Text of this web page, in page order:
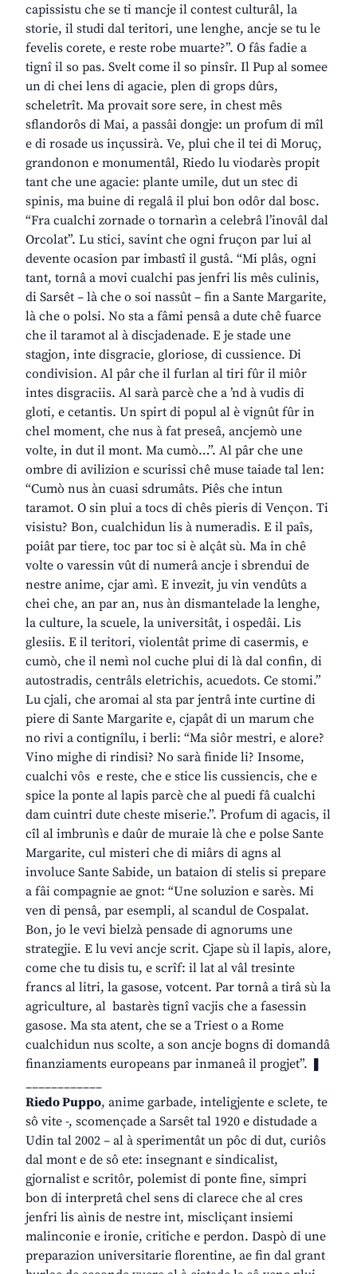
capissistu che se ti mancje il contest culturâl, la
storie, il studi dal teritori, une lenghe, ancje se tu le
fevelis corete, e reste robe muarte?”. O fâs fadie a
tignî il so pas. Svelt come il so pinsîr. Il Pup al somee
un di chei lens di agacie, plen di grops dûrs,
scheletrît. Ma provait sore sere, in chest mês
sflandorôs di Mai, a passâi dongje: un profum di mîl
e di rosade us inçussirà. Ve, plui che il tei di Moruç,
grandonon e monumentâl, Riedo lu viodarès propit
tant che une agacie: plante umile, dut un stec di
spinis, ma buine di regalâ il plui bon odôr dal bosc.
“Fra cualchi zornade o tornarìn a celebrâ l’inovâl dal
Orcolat”. Lu stici, savint che ogni fruçon par lui al
devente ocasion par imbastî il gustâ. “Mi plâs, ogni
tant, tornâ a movi cualchi pas jenfri lis mês culinis,
di Sarsêt – là che o soi nassût – fin a Sante Margarite,
là che o polsi. No sta a fâmi pensâ a dute chê fuarce
che il taramot al à discjadenade. E je stade une
stagjon, inte disgracie, gloriose, di cussience. Di
condivision. Al pâr che il furlan al tiri fûr il miôr
intes disgraciis. Al sarà parcè che a ’nd à vudis di
gloti, e cetantis. Un spirt di popul al è vignût fûr in
chel moment, che nus à fat preseâ, ancjemò une
volte, in dut il mont. Ma cumò…”. Al pâr che une
ombre di avilizion e scurissi chê muse taiade tal len:
“Cumò nus àn cuasi sdrumâts. Piês che intun
taramot. O sin plui a tocs di chês pieris di Vençon. Ti
visistu? Bon, cualchidun lis à numeradis. E il paîs,
poiât par tiere, toc par toc si è alçât sù. Ma in chê
volte o varessin vût di numerâ ancje i sbrendui de
nestre anime, cjar amì. E invezit, ju vin vendûts a
chei che, an par an, nus àn dismantelade la lenghe,
la culture, la scuele, la universitât, i ospedâi. Lis
glesiis. E il teritori, violentât prime di casermis, e
cumò, che il nemì nol cuche plui di là dal confin, di
autostradis, centrâls eletrichis, acuedots. Ce stomi.”
Lu cjali, che aromai al sta par jentrâ inte curtine di
piere di Sante Margarite e, cjapât di un marum che
no rivi a contignîlu, i berli: “Ma siôr mestri, e alore?
Vino mighe di rindisi? No sarà finide li? Insome,
cualchi vôs e reste, che e stice lis cussiencis, che e
spice la ponte al lapis parcè che al puedi fâ cualchi
dam cuintri dute cheste miserie.”. Profum di agacis, il
cîl al imbrunìs e daûr de muraie là che e polse Sante
Margarite, cul misteri che di miârs di agns al
involuce Sante Sabide, un bataion di stelis si prepare
a fâi compagnie ae gnot: “Une soluzion e sarès. Mi
ven di pensâ, par esempli, al scandul de Cospalat.
Bon, jo le vevi bielzà pensade di agnorums une
strategjie. E lu vevi ancje scrit. Cjape sù il lapis, alore,
come che tu disis tu, e scrîf: il lat al vâl tresinte
francs al litri, la gasose, votcent. Par tornâ a tirâ sù la
agriculture, al bastarès tignî vacjis che a fasessin
gasose. Ma sta atent, che se a Triest o a Rome
cualchidun nus scolte, a son ancje bogns di domandâ
finanziaments europeans par inmaneâ il progjet”. ❚
____________
Riedo Puppo, anime garbade, inteligjente e sclete, te
sô vite -, scomençade a Sarsêt tal 1920 e distudade a
Udin tal 2002 – al à sperimentât un pôc di dut, curiôs
dal mont e de sô ete: insegnant e sindicalist,
gjornalist e scritôr, polemist di ponte fine, simpri
bon di interpretâ chel sens di clarece che al cres
jenfri lis aìnis de nestre int, miscliçant insiemi
malinconie e ironie, critiche e perdon. Daspò di une
preparazion universitarie florentine, ae fin dal grant